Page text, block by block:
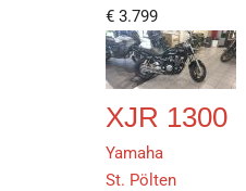
€ 3.799
XJR 1300
Yamaha
St. Pölten